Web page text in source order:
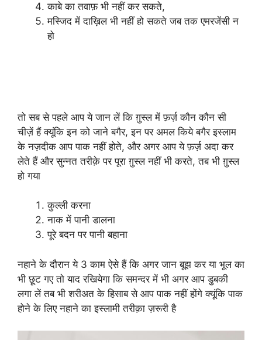
काबे का तवाफ़ भी नहीं कर सकते,
मस्जिद में दाख़िल भी नहीं हो सकते जब तक एमरजेंसी न
हो
तो सब से पहले आप ये जान लें कि ग़ुस्ल में फ़र्ज़ कौन कौन सी
चीज़ें हैं क्यूंकि इन को जाने बगैर, इन पर अमल किये बगैर इस्लाम
के नज़दीक आप पाक नहीं होते, और अगर आप ये फ़र्ज़ अदा कर
लेते हैं और सुन्नत तरीक़े पर पूरा ग़ुस्ल नहीं भी करते, तब भी ग़ुस्ल
हो गया
कुल्ली करना
नाक में पानी डालना
पूरे बदन पर पानी बहाना
नहाने के दौरान ये 3 काम ऐसे हैं कि अगर जान बूझ कर या भूल का
भी छूट गए तो याद रखियेगा कि समन्दर में भी अगर आप डुबकी
लगा लें तब भी शरीअत के हिसाब से आप पाक नहीं होंगे क्यूंकि पाक
होने के लिए नहाने का इस्लामी तरीक़ा ज़रूरी है